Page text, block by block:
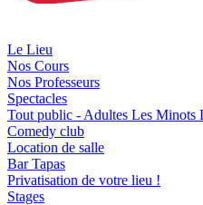
Le Lieu
Nos Cours
Nos Professeurs
Spectacles
Tout public - Adultes Les Minots
Comedy club
Location de salle
Bar Tapas
Privatisation de votre lieu !
Stages